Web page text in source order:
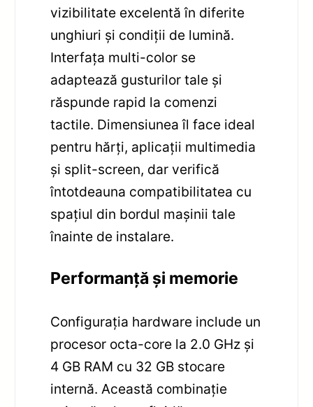
vizibilitate excelentă în diferite
unghiuri și condiții de lumină.
Interfața multi-color se
adaptează gusturilor tale și
răspunde rapid la comenzi
tactile. Dimensiunea îl face ideal
pentru hărți, aplicații multimedia
și split-screen, dar verifică
întotdeauna compatibilitatea cu
spațiul din bordul mașinii tale
înainte de instalare.
Performanță și memorie
Configurația hardware include un
procesor octa-core la 2.0 GHz și
4 GB RAM cu 32 GB stocare
internă. Această combinație